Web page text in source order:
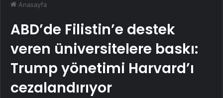
Anasayfa
ABD’de Filistin’e destek
veren üniversitelere baskı:
Trump yönetimi Harvard’ı
cezalandırıyor